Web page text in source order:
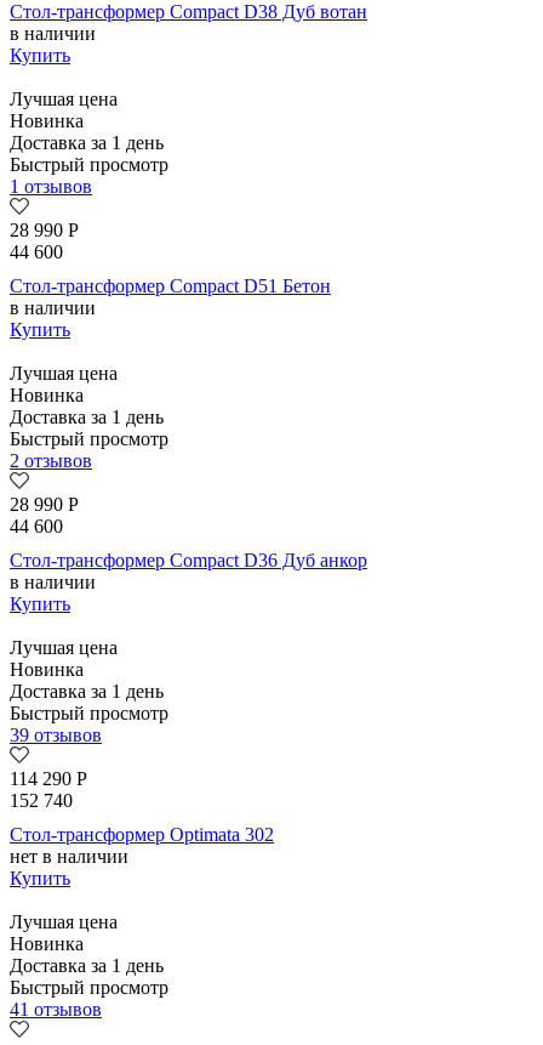
Стол-трансформер Compact D38 Дуб вотан
в наличии
Купить
Лучшая цена
Новинка
Доставка за 1 день
Быстрый просмотр
1 отзывов
28 990 Р
44 600
Стол-трансформер Compact D51 Бетон
в наличии
Купить
Лучшая цена
Новинка
Доставка за 1 день
Быстрый просмотр
2 отзывов
28 990 Р
44 600
Стол-трансформер Compact D36 Дуб анкор
в наличии
Купить
Лучшая цена
Новинка
Доставка за 1 день
Быстрый просмотр
39 отзывов
114 290 Р
152 740
Стол-трансформер Optimata 302
нет в наличии
Купить
Лучшая цена
Новинка
Доставка за 1 день
Быстрый просмотр
41 отзывов